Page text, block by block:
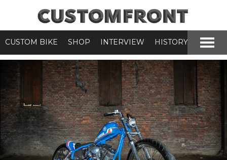
CUSTOM BIKE SHOP INTERVIEW HISTORY